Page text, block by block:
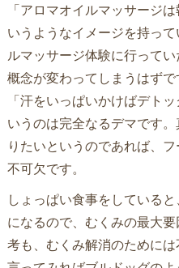
「アロマオイルマッサージ
いうようなイメージを持っ
ルマッサージ体験に行って
概念が変わってしまうはずで
「汗をいっぱいかけばデト
いうのは完全なるデマです
りたいというのであれば、
不可欠です。
しょっぱい食事をしている
になるので、むくみの最大
考も、むくみ解消のためには